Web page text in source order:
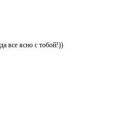
все ясно с тобой!))